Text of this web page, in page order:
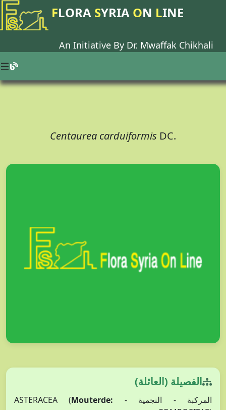
FLORA SYRIA ON LINE
An Initiative By Dr. Mwaffak Chikhali
Centaurea carduiformis DC.
الفصيلة (العائلة)
المركبة - النجمية - ASTERACEA ( Mouterde: